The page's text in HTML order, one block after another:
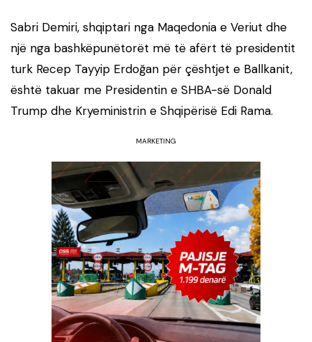
Sabri Demiri, shqiptari nga Maqedonia e Veriut dhe
një nga bashkëpunëtorët më të afërt të presidentit
turk Recep Tayyip Erdoğan për çështjet e Ballkanit,
është takuar me Presidentin e SHBA-së Donald
Trump dhe Kryeministrin e Shqipërisë Edi Rama.
MARKETING